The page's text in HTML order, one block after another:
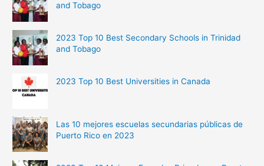
and Tobago
2023 Top 10 Best Secondary Schools in Trinidad
and Tobago
2023 Top 10 Best Universities in Canada
Las 10 mejores escuelas secundarias públicas de
Puerto Rico en 2023